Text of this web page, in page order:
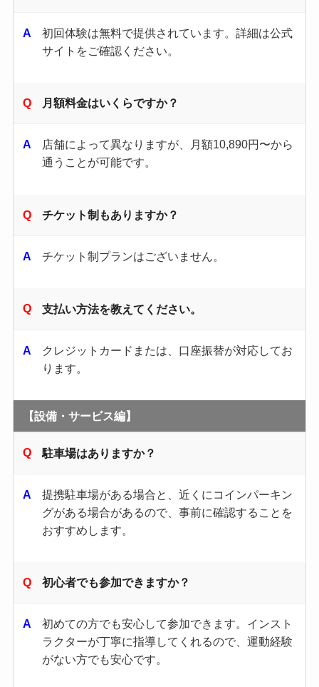
初回体験は無料で提供されています。​詳細は公式
サイトをご確認ください。​
月額料金はいくらですか？
店舗によって異なりますが、月額10,890円〜から
通うことが可能です。
チケット制もありますか？
チケット制プランはございません。
支払い方法を教えてください。
クレジットカードまたは、口座振替が対応してお
ります。
【設備・サービス編】
駐車場はありますか？
提携駐車場がある場合と、近くにコインパーキン
グがある場合があるので、事前に確認することを
おすすめします。
初心者でも参加できますか？
初めての方でも安心して参加できます。​インスト
ラクターが丁寧に指導してくれるので、運動経験
がない方でも安心です。​